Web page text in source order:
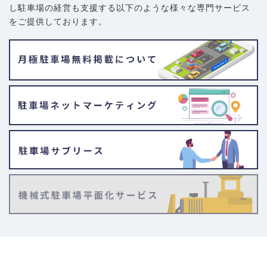
し駐車場の経営も支援する以下のような様々な専門サービス
をご提供しております。